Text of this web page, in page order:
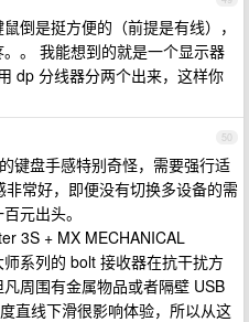
倒是挺方便的（前提是有线），
。 我能想到的就是一个显示器
dp 分线器分两个出来，这样你
50
键盘手感特别奇怪，需要强行适
常好，即便没有切换多设备的需
元出头。
3S + MX MECHANICAL
系列的 bolt 接收器在抗干扰方
周围有金属物品或者隔壁 USB
直线下滑很影响体验，所以从这